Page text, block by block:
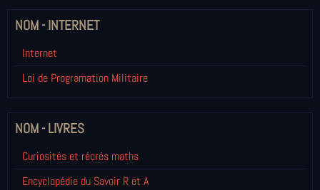
NOM - INTERNET
Internet
Loi de Programation Militaire
NOM - LIVRES
Curiosités et récrés maths
Encyclopédie du Savoir R et A